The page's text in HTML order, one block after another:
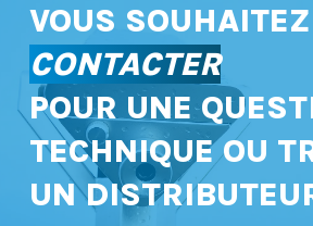
VOUS
CONTACTER
POUR UNE
TECHNIQUE OU
UN